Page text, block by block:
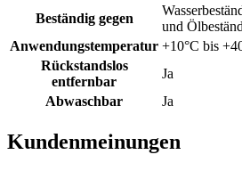
Beständig gegen
und
Anwendungstemperatur +10°C bis
Rückstandslos
entfernbar
Ja
Abwaschbar
Ja
Kundenmeinungen